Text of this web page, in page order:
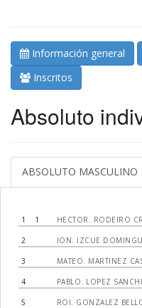
Información general
Inscritos
Absoluto
ABSOLUTO MASCULINO
1 1 HECTOR. RODEIRO
2 ION. IZCUE
3 MATEO. MARTINEZ
4 PABLO. LOPEZ
5 ROI. GONZALEZ